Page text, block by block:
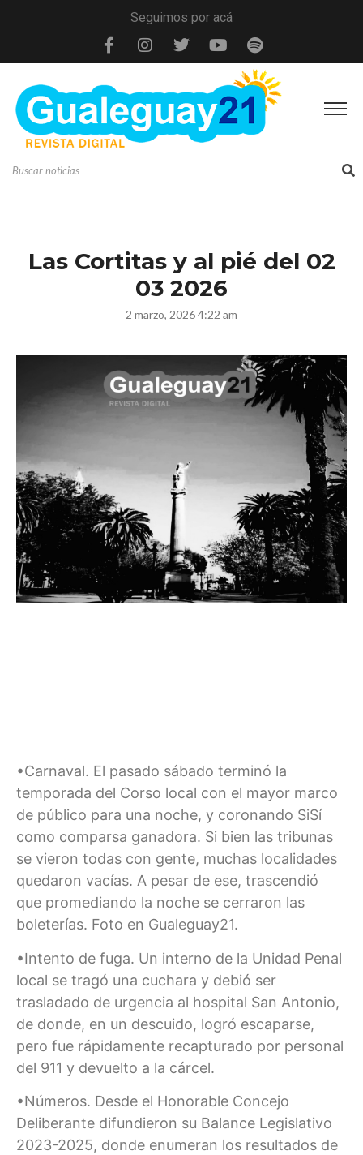
Seguimos por acá
Las Cortitas y al pié del 02
03 2026
2 marzo, 2026 4:22 am
•Carnaval. El pasado sábado terminó la
temporada del Corso local con el mayor marco
de público para una noche, y coronando SiSí
como comparsa ganadora. Si bien las tribunas
se vieron todas con gente, muchas localidades
quedaron vacías. A pesar de ese, trascendió
que promediando la noche se cerraron las
boleterías. Foto en Gualeguay21.
•Intento de fuga. Un interno de la Unidad Penal
local se tragó una cuchara y debió ser
trasladado de urgencia al hospital San Antonio,
de donde, en un descuido, logró escaparse,
pero fue rápidamente recapturado por personal
del 911 y devuelto a la cárcel.
•Números. Desde el Honorable Concejo
Deliberante difundieron su Balance Legislativo
2023-2025, donde enumeran los resultados de